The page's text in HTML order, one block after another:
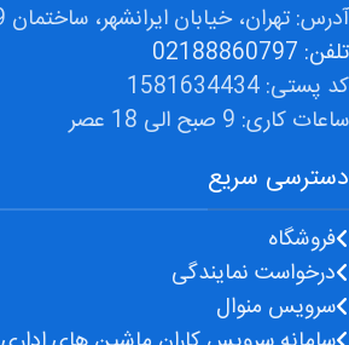
دسترسی سریع
فروشگاه
درخواست نمایندگی
سرویس منوال
آدرس: تهران، خیابان ایرانشهر، ساختمان 59، طبقه 3، واحد 11
تلفن: 02188860797
کد پستی: 1581634434
ساعات کاری: 9 صبح الی 18 عصر